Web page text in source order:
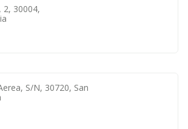
2, 30004,
S/n, 30720, San